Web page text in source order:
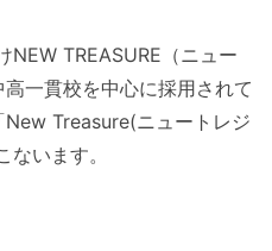
TREASURE（ニュー
一貫校を中心に採用されて
Treasure(ニュートレジ
います。